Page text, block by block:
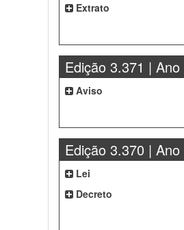
Extrato
Edição 3.371 | Ano
Aviso
Edição 3.370 | Ano
Lei
Decreto